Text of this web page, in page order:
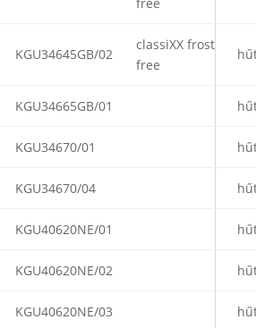
KGU34645GB/02
classiXX frost
free
KGU34665GB/01
KGU34670/01
KGU34670/04
KGU40620NE/01
KGU40620NE/02
KGU40620NE/03